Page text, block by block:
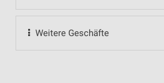
Weitere Geschäfte